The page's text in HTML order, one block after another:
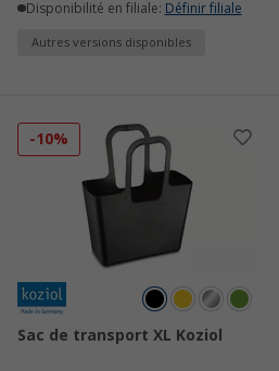
Disponibilité en filiale: Définir filiale
Autres versions disponibles
-10%
Sac de transport XL Koziol